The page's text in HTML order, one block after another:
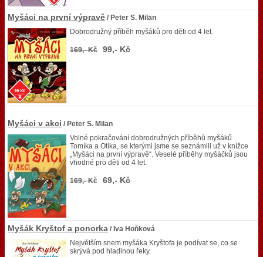
Myšáci na první výpravě / Peter S. Milan
Dobrodružný příběh myšáků pro děti od 4 let.
169,- Kč 99,- Kč
Myšáci v akci / Peter S. Milan
Volné pokračování dobrodružných příběhů myšáků
Tomíka a Otíka, se kterými jsme se seznámili už v knížce
„Myšáci na první výpravě“. Veselé příběhy myšáčků jsou
vhodné pro děti od 4 let.
169,- Kč 69,- Kč
Myšák Kryštof a ponorka / Iva Hoňková
Největším snem myšáka Kryštofa je podívat se, co se
skrývá pod hladinou řeky.